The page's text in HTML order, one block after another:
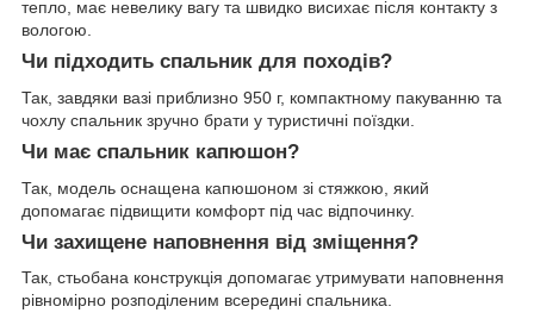
тепло, має невелику вагу та швидко висихає після контакту з
вологою.
Чи підходить спальник для походів?
Так, завдяки вазі приблизно 950 г, компактному пакуванню та
чохлу спальник зручно брати у туристичні поїздки.
Чи має спальник капюшон?
Так, модель оснащена капюшоном зі стяжкою, який
допомагає підвищити комфорт під час відпочинку.
Чи захищене наповнення від зміщення?
Так, стьобана конструкція допомагає утримувати наповнення
рівномірно розподіленим всередині спальника.